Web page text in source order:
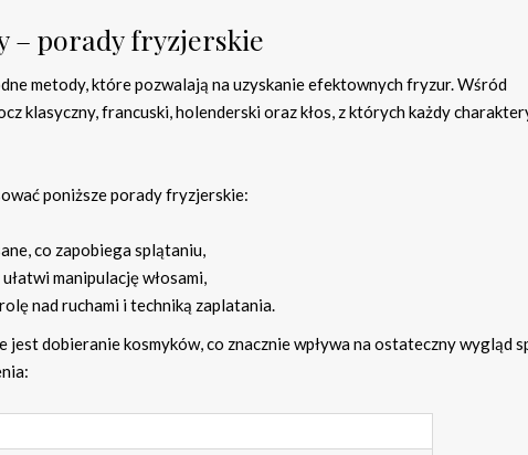
– porady fryzjerskie
metody, które pozwalają na uzyskanie efektownych fryzur. Wśród
klasyczny, francuski, holenderski oraz kłos, z których każdy
poniższe porady fryzjerskie:
co zapobiega splątaniu,
manipulację włosami,
nad ruchami i techniką zaplatania.
dobieranie kosmyków, co znacznie wpływa na ostateczny wygląd